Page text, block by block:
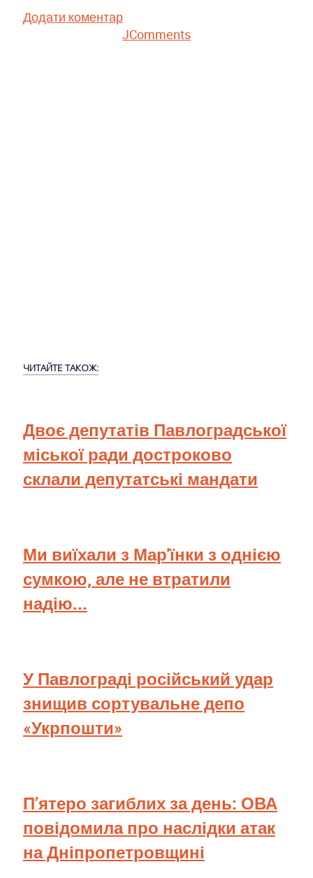
Додати коментар
JComments
ЧИТАЙТЕ ТАКОЖ:
Двоє депутатів Павлоградської
міської ради достроково
склали депутатські мандати
Ми виїхали з Мар'їнки з однією
сумкою, але не втратили
надію...
У Павлограді російський удар
знищив сортувальне депо
«Укрпошти»
П’ятеро загиблих за день: ОВА
повідомила про наслідки атак
на Дніпропетровщині